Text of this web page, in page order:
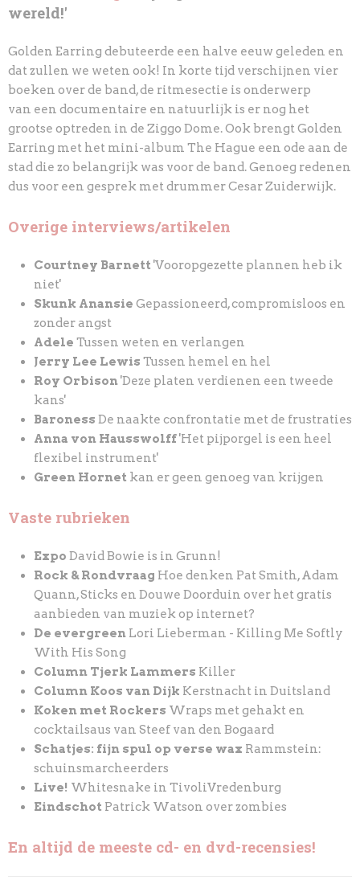
wereld!'
Golden Earring debuteerde een halve eeuw geleden en
dat zullen we weten ook! In korte tijd verschijnen vier
boeken over de band, de ritmesectie is onderwerp
van een documentaire en natuurlijk is er nog het
grootse optreden in de Ziggo Dome. Ook brengtGolden
Earring met het mini-album The Hague een ode aan de
stad die zo belangrijk was voorde band. Genoeg redenen
dus voor een gesprek met drummer Cesar Zuiderwijk.
Overige interviews/artikelen
Courtney Barnett 'Vooropgezette plannen heb ik
niet'
Skunk Anansie Gepassioneerd, compromisloos en
zonder angst
Adele Tussen weten en verlangen
Jerry Lee Lewis Tussen hemel en hel
Roy Orbison'Deze platen verdienen een tweede
kans'
Baroness De naakte confrontatie met de frustraties
Anna von Hausswolff'Het pijporgel is een heel
flexibel instrument'
Green Hornet kan er geen genoeg van krijgen
Vaste rubrieken
Expo David Bowie is in Grunn!
Rock & Rondvraag Hoe denken Pat Smith, Adam
Quann, Sticks en Douwe Doorduin over het gratis
aanbieden van muziek op internet?
De evergreen Lori Lieberman - Killing Me Softly
With His Song
Column Tjerk Lammers Killer
Column Koos van Dijk Kerstnacht in Duitsland
Koken met Rockers Wraps met gehakt en
cocktailsaus van Steef van den Bogaard
Schatjes: fijn spul op verse wax Rammstein:
schuinsmarcheerders
Live! Whitesnake in TivoliVredenburg
Eindschot Patrick Watson over zombies
En altijd de meeste cd- en dvd-recensies!